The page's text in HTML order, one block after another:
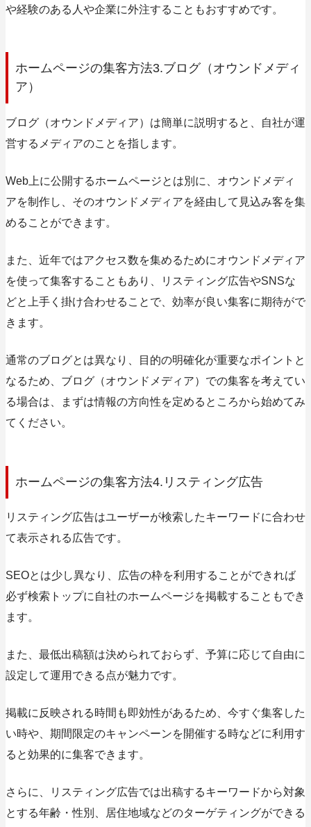
や経験のある人や企業に外注することもおすすめです。
ホームページの集客方法3.ブログ（オウンドメディ
ア）
ブログ（オウンドメディア）は簡単に説明すると、自社が運
営するメディアのことを指します。
Web上に公開するホームページとは別に、オウンドメディ
アを制作し、そのオウンドメディアを経由して見込み客を集
めることができます。
また、近年ではアクセス数を集めるためにオウンドメディア
を使って集客することもあり、リスティング広告やSNSな
どと上手く掛け合わせることで、効率が良い集客に期待がで
きます。
通常のブログとは異なり、目的の明確化が重要なポイントと
なるため、ブログ（オウンドメディア）での集客を考えてい
る場合は、まずは情報の方向性を定めるところから始めてみ
てください。
ホームページの集客方法4.リスティング広告
リスティング広告はユーザーが検索したキーワードに合わせ
て表示される広告です。
SEOとは少し異なり、広告の枠を利用することができれば
必ず検索トップに自社のホームページを掲載することもでき
ます。
また、最低出稿額は決められておらず、予算に応じて自由に
設定して運用できる点が魅力です。
掲載に反映される時間も即効性があるため、今すぐ集客した
い時や、期間限定のキャンペーンを開催する時などに利用す
ると効果的に集客できます。
さらに、リスティング広告では出稿するキーワードから対象
とする年齢・性別、居住地域などのターゲティングができる